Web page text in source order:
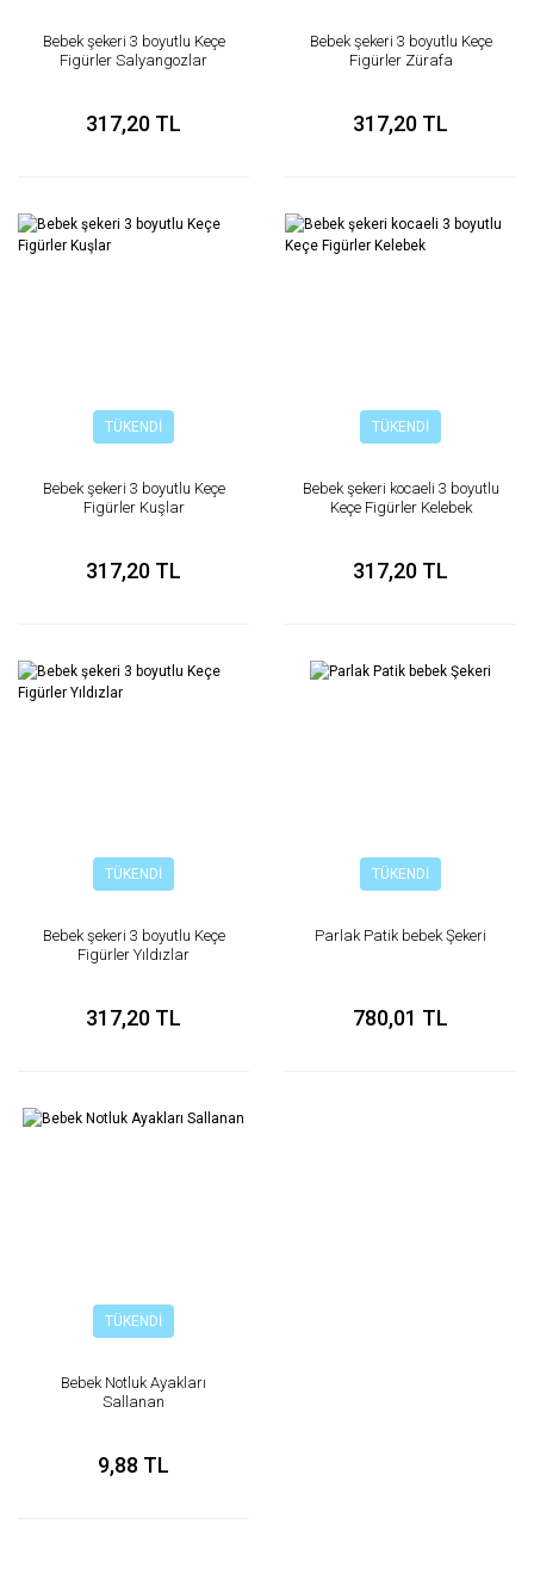
Bebek şekeri 3 boyutlu Keçe
Figürler Salyangozlar
317,20 TL
Bebek şekeri 3 boyutlu Keçe
Figürler Zürafa
317,20 TL
TÜKENDİ
Bebek şekeri 3 boyutlu Keçe
Figürler Kuşlar
317,20 TL
TÜKENDİ
Bebek şekeri kocaeli 3 boyutlu
Keçe Figürler Kelebek
317,20 TL
TÜKENDİ
Bebek şekeri 3 boyutlu Keçe
Figürler Yıldızlar
317,20 TL
TÜKENDİ
Parlak Patik bebek Şekeri
780,01 TL
TÜKENDİ
Bebek Notluk Ayakları
Sallanan
9,88 TL